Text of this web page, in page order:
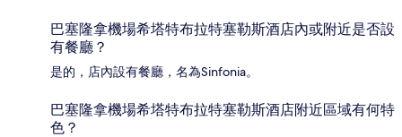
巴塞隆拿機場希塔特布拉特塞勒斯酒店內或附近是否設
有餐廳？
是的，店內設有餐廳，名為Sinfonia。
巴塞隆拿機場希塔特布拉特塞勒斯酒店附近區域有何特
色？